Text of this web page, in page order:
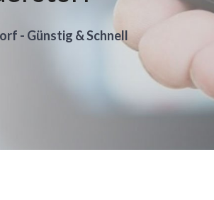
- Günstig & Schnell